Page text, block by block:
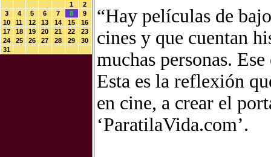
1
2
3
4 5 6 7 8
9
10
11 12 13 14 15
16
17
18 19 20 21 22
23
24
25 26 27 28 29
30
31
“Hay películas de
cines y que cuentan
muchas personas.
Esta es la reflexión
en cine, a crear el
‘ParatilaVida.com’.